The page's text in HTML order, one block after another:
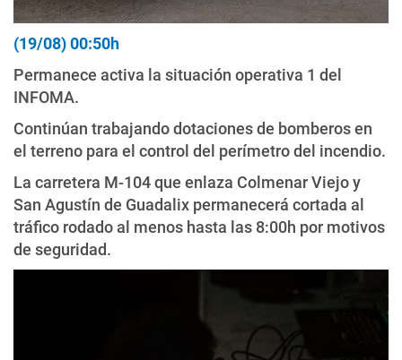
(19/08) 00:50h
Permanece activa la situación operativa 1 del
INFOMA.
Continúan trabajando dotaciones de bomberos en
el terreno para el control del perímetro del incendio.
La carretera M-104 que enlaza Colmenar Viejo y
San Agustín de Guadalix permanecerá cortada al
tráfico rodado al menos hasta las 8:00h por motivos
de seguridad.